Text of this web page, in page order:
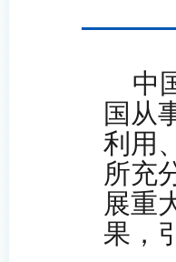
中
国从
利用
所充
展重
果，